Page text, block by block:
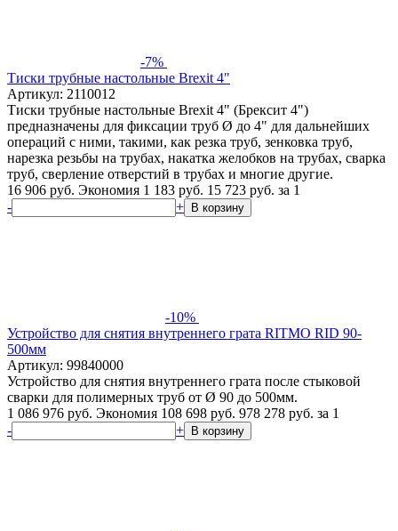
-7%
Тиски трубные настольные Brexit 4"
Артикул: 2110012
Тиски трубные настольные Brexit 4" (Брексит 4")
предназначены для фиксации труб Ø до 4" для дальнейших
операций с ними, такими, как резка труб, зенковка труб,
нарезка резьбы на трубах, накатка желобков на трубах, сварка
труб, сверление отверстий в трубах и многие другие.
16 906 руб. Экономия 1 183 руб. 15 723 руб. за 1
-
+ В корзину
-10%
Устройство для снятия внутреннего грата RITMO RID 90-
500мм
Артикул: 99840000
Устройство для снятия внутреннего грата после стыковой
сварки для полимерных труб от Ø 90 до 500мм.
1 086 976 руб. Экономия 108 698 руб. 978 278 руб. за 1
-
+ В корзину